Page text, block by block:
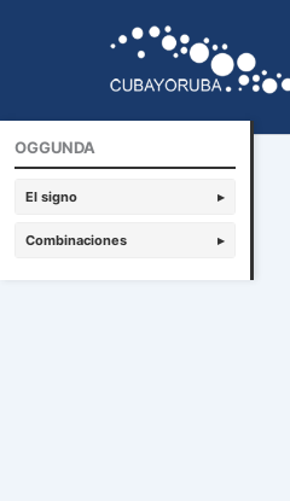
OGGUNDA
El signo ▸
Combinaciones ▸